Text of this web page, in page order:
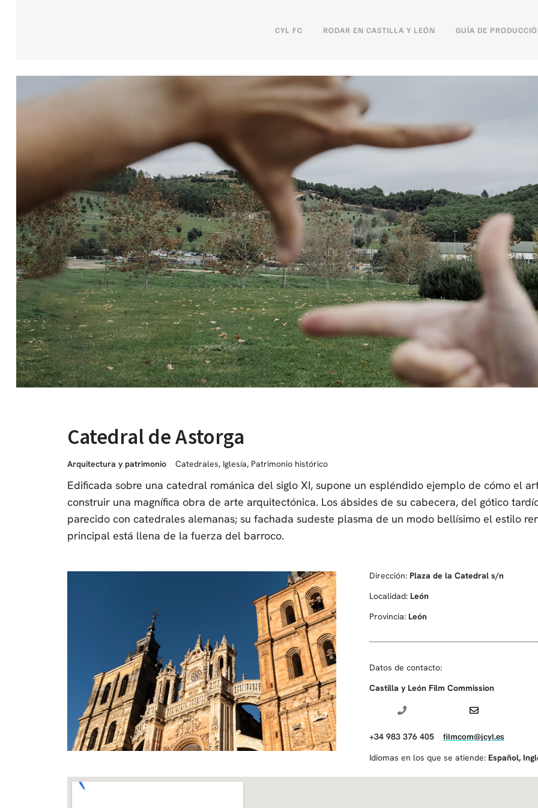
CYL FC RODAR EN CASTILLA Y LEÓN GUÍA DE
Catedral de Astorga
Arquitectura y patrimonio Catedrales, Iglesía, Patrimonio histórico
Edificada sobre una catedral románica del siglo XI, supone un espléndido ejemplo de cómo el
construir una magnífica obra de arte arquitectónica. Los ábsides de su cabecera, del gótico
parecido con catedrales alemanas; su fachada sudeste plasma de un modo bellísimo el estilo
principal está llena de la fuerza del barroco.
Dirección: Plaza de la Catedral s/n
Localidad: León
Provincia: León
Datos de contacto:
Castilla y León Film Commission
+34 983 376 405 filmcom@jcyl.es
Idiomas en los que se atiende: Español,